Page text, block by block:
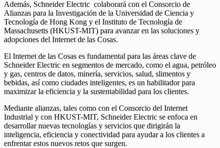
Además, Schneider Electric colaborará con el Consorcio de
Alianzas para la Investigación de la Universidad de Ciencia y
Tecnología de Hong Kong y el Instituto de Tecnología de
Massachusetts (HKUST-MIT) para avanzar en las soluciones y
adopciones del Internet de las Cosas.
El Internet de las Cosas es fundamental para las áreas clave de
Schneider Electric en segmentos de mercado, como el agua, petróleo
y gas, centros de datos, minería, servicios, salud, slimentos y
bebidas, así como ciudades inteligentes, es un habilitador para
maximizar la eficiencia y la sustentabilidad para los clientes.
Mediante alianzas, tales como con el Consorcio del Internet
Industrial y con HKUST-MIT, Schneider Electric se enfoca en
desarrollar nuevas tecnologías y servicios que dirigirán la
inteligencia, eficiencia y conectividad para ayudar a los clientes a
enfrentar estos nuevos retos que surgen.